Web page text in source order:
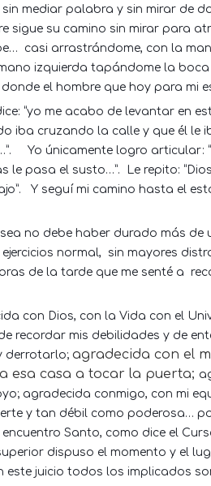
sin mediar palabra y sin mirar de
sigue su camino sin mirar para
casi arrastrándome, con la
izquierda tapándome la
el hombre que hoy para mi
“yo me acabo de levantar en
iba cruzando la calle y que él le
Yo únicamente logro articular:
le pasa el susto…”.
Le repito:
Y seguí mi camino hasta el
no debe haber durado más de
normal,
sin mayores
de la tarde que me senté a
con Dios, con la Vida con el
recordar mis debilidades y de
derrotarlo;agradecida con el
esa casa a tocar la puerta;
agradecida conmigo, con mi
y tan débil como poderosa…
Santo, como dice el
dispuso el momento y el
este juicio todos los implicados